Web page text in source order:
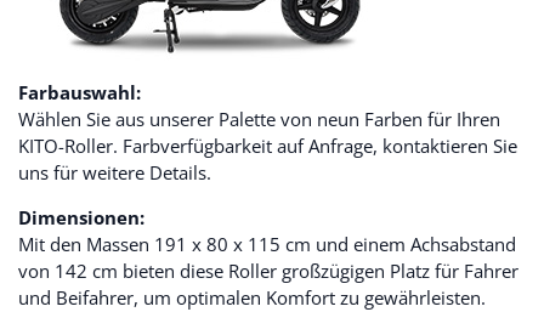
Farbauswahl:
Wählen Sie aus unserer Palette von neun Farben für Ihren
KITO-Roller. Farbverfügbarkeit auf Anfrage, kontaktieren Sie
uns für weitere Details.
Dimensionen:
Mit den Massen 191 x 80 x 115 cm und einem Achsabstand
von 142 cm bieten diese Roller großzügigen Platz für Fahrer
und Beifahrer, um optimalen Komfort zu gewährleisten.